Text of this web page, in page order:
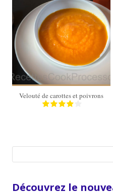
4 personnes
50 Min
Velouté de carottes et poivrons
Découvrez le